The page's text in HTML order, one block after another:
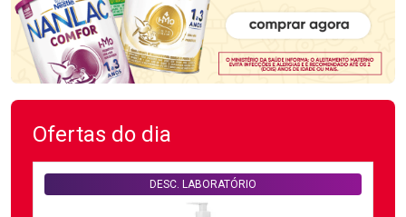
Ofertas do dia
DESC. LABORATÓRIO